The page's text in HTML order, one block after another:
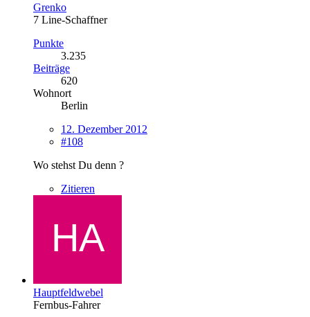
Grenko
7 Line-Schaffner
Punkte
3.235
Beiträge
620
Wohnort
Berlin
12. Dezember 2012
#108
Wo stehst Du denn ?
Zitieren
Hauptfeldwebel
Fernbus-Fahrer